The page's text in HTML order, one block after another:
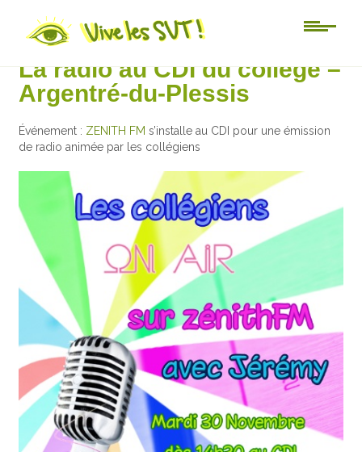
Au jour le jour
La radio au CDI du collège –
Argentré-du-Plessis
Événement : ZENITH FM s’installe au CDI pour une émission
de radio animée par les collégiens